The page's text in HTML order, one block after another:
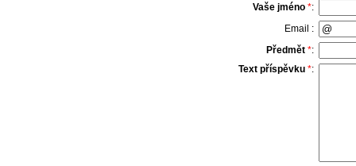
Vaše jméno *:
Email :
Předmět *:
Text příspěvku *: